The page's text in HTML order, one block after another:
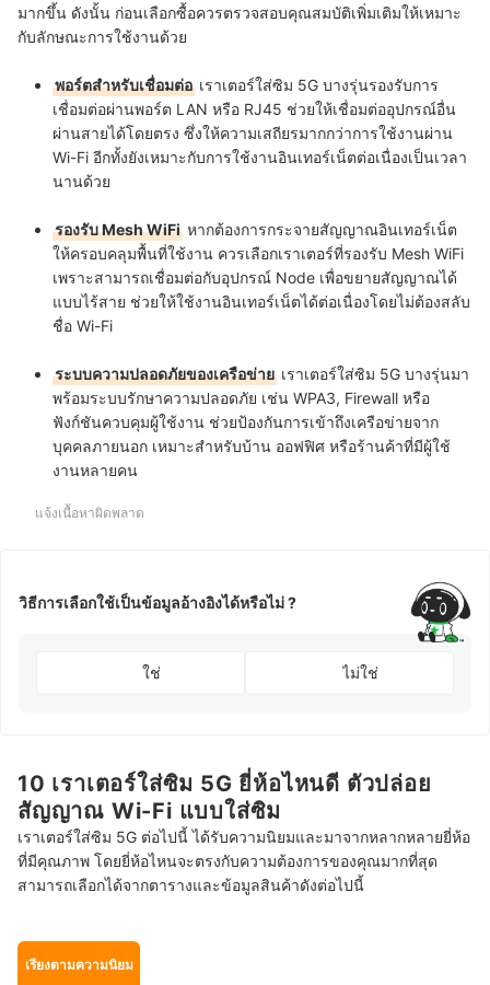
มากขึ้น ดังนั้น ก่อนเลือกซื้อควรตรวจสอบคุณสมบัติเพิ่มเติมให้เหมาะ
กับลักษณะการใช้งานด้วย
พอร์ตสำหรับเชื่อมต่อ เราเตอร์ใส่ซิม 5G บางรุ่นรองรับการ
เชื่อมต่อผ่านพอร์ต LAN หรือ RJ45 ช่วยให้เชื่อมต่ออุปกรณ์อื่น
ผ่านสายได้โดยตรง ซึ่งให้ความเสถียรมากกว่าการใช้งานผ่าน
Wi-Fi อีกทั้งยังเหมาะกับการใช้งานอินเทอร์เน็ตต่อเนื่องเป็นเวลา
นานด้วย
รองรับ Mesh WiFi หากต้องการกระจายสัญญาณอินเทอร์เน็ต
ให้ครอบคลุมพื้นที่ใช้งาน ควรเลือกเราเตอร์ที่รองรับ Mesh WiFi
เพราะสามารถเชื่อมต่อกับอุปกรณ์ Node เพื่อขยายสัญญาณได้
แบบไร้สาย ช่วยให้ใช้งานอินเทอร์เน็ตได้ต่อเนื่องโดยไม่ต้องสลับ
ชื่อ Wi-Fi
ระบบความปลอดภัยของเครือข่าย เราเตอร์ใส่ซิม 5G บางรุ่นมา
พร้อมระบบรักษาความปลอดภัย เช่น WPA3, Firewall หรือ
ฟังก์ชันควบคุมผู้ใช้งาน ช่วยป้องกันการเข้าถึงเครือข่ายจาก
บุคคลภายนอก เหมาะสำหรับบ้าน ออฟฟิศ หรือร้านค้าที่มีผู้ใช้
งานหลายคน
แจ้งเนื้อหาผิดพลาด
วิธีการเลือกใช้เป็นข้อมูลอ้างอิงได้หรือไม่ ?
ใช่ ไม่ใช่
10 เราเตอร์ใส่ซิม 5G ยี่ห้อไหนดี ตัวปล่อย
สัญญาณ Wi-Fi แบบใส่ซิม
เราเตอร์ใส่ซิม 5G ต่อไปนี้ ได้รับความนิยมและมาจากหลากหลายยี่ห้อ
ที่มีคุณภาพ โดยยี่ห้อไหนจะตรงกับความต้องการของคุณมากที่สุด
สามารถเลือกได้จากตารางและข้อมูลสินค้าดังต่อไปนี้
เรียงตามความนิยม